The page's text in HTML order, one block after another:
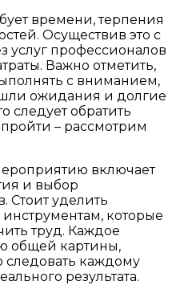
времени, терпения
Осуществив это с
услуг профессионалов
Важно отметить,
с вниманием,
ожидания и долгие
следует обратить
– рассмотрим
включает
и выбор
Стоит уделить
которые
труд. Каждое
общей картины,
следовать каждому
результата.